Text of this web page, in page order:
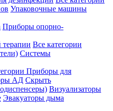
Упаковочные машины
Приборы опорно-
Все категории
Системы
Приборы для
АД Скрыть
Визуализаторы
Эвакуаторы дыма